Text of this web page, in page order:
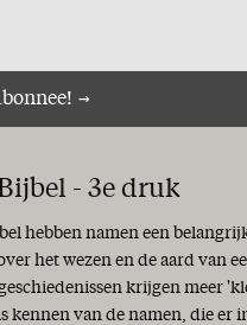
- 3e druk
hebben namen een
het wezen en de aard van
krijgen meer
kennen van de namen, die er